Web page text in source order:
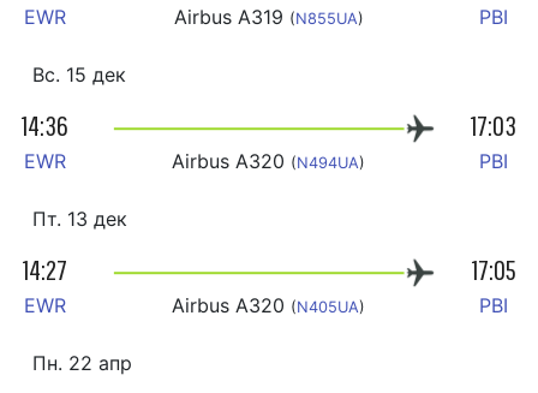
EWR Airbus A319 (N855UA) PBI
Вс. 15 дек
14:36 17:03
EWR Airbus A320 (N494UA) PBI
Пт. 13 дек
14:27 17:05
EWR Airbus A320 (N405UA) PBI
Пн. 22 апр